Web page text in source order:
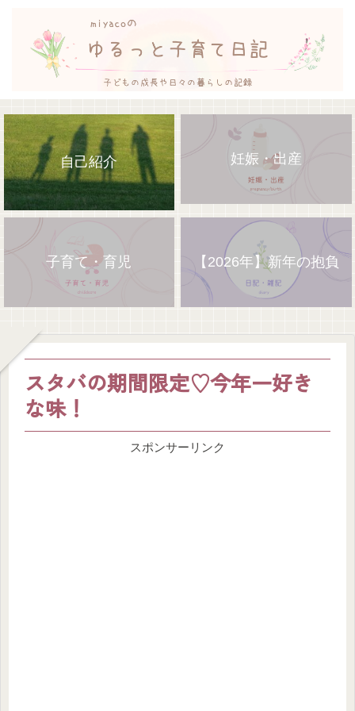
自己紹介 妊娠・出産
子育て・育児 【2026年】新年の抱負
スタバの期間限定♡今年一好き
な味！
スポンサーリンク